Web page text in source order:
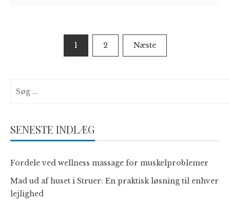
Navigation
1 2 Næste
efter:
SENESTE INDLÆG
Fordele ved wellness massage for muskelproblemer
Mad ud af huset i Struer: En praktisk løsning til enhver
lejlighed